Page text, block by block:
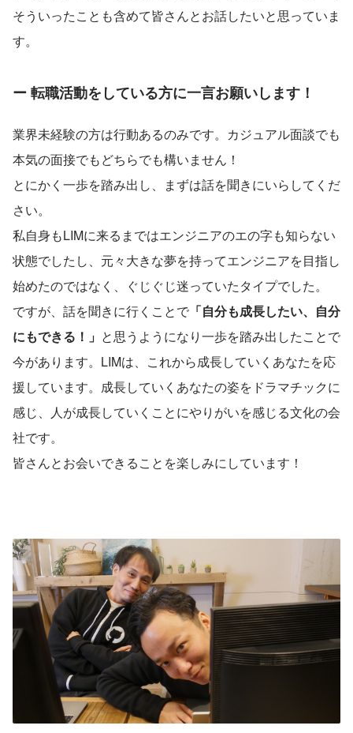
そういったことも含めて皆さんとお話したいと思っていま
す。
ー 転職活動をしている方に一言お願いします！
業界未経験の方は行動あるのみです。カジュアル面談でも
本気の面接でもどちらでも構いません！
とにかく一歩を踏み出し、まずは話を聞きにいらしてくだ
さい。
私自身もLIMに来るまではエンジニアのエの字も知らない
状態でしたし、元々大きな夢を持ってエンジニアを目指し
始めたのではなく、ぐじぐじ迷っていたタイプでした。
ですが、話を聞きに行くことで 「自分も成長したい、自分
にもできる！」 と思うようになり一歩を踏み出したことで
今があります。LIMは、これから成長していくあなたを応
援しています。成長していくあなたの姿をドラマチックに
感じ、人が成長していくことにやりがいを感じる文化の会
社です。
皆さんとお会いできることを楽しみにしています！